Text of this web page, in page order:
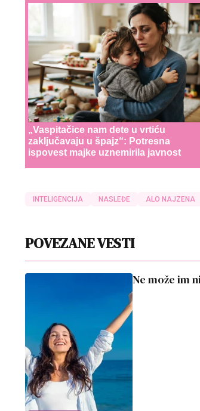
„Vaspitačice nam dete u vrtiću
zaključavaju u špajz“: Potresna
ispovest majke uznemirila javnost
INTELIGENCIJA NASLEĐE ALO NAJZENA
POVEZANE VESTI
Ne može im